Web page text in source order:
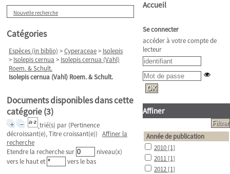
Nouvelle recherche
Catégories
Espèces (in biblio) >Cyperaceae> Isolepis
> Isolepis cernua > Isolepis cernua (Vahl)
Roem. & Schult.
Isolepis cernua (Vahl) Roem. & Schult.
Documents disponibles dans cette
catégorie (3)
trié(s) par (Pertinence
décroissant(e), Titre croissant(e)) Affiner la
recherche
Etendre la recherche sur
niveau(x)
vers le haut et
vers le bas
Accueil
Se connecter
accéder à votre compte de
lecteur
Affiner
Année de publication
2010 [1]
2011 [1]
2012 [1]